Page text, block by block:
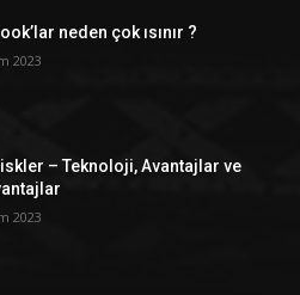
neden çok ısınır ?
2023
– Teknoloji, Avantajlar ve
2023